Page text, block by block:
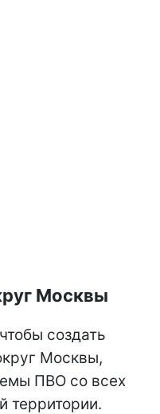
Москвы
создать
Москвы,
ПВО со всех
территории.